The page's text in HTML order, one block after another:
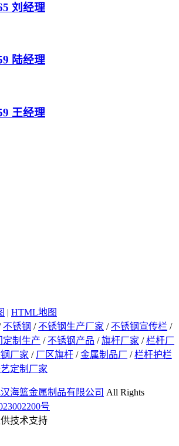
刘经理
陆经理
王经理
| HTML地图
不锈钢 / 不锈钢生产厂家 / 不锈钢宣传栏 /
定制生产 / 不锈钢产品 /旗杆厂家 /栏杆厂
厂家 / 厂区旗杆 /金属制品厂 /栏杆护栏
定制厂家
海篮金属制品有限公司 All Rights
号
技术支持